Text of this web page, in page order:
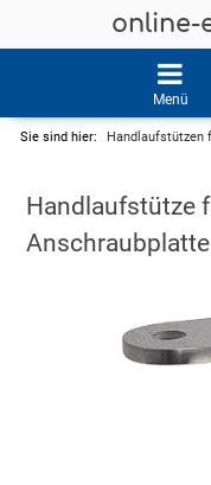
online-
Menü
Sie sind hier: Handlaufstützen
Handlaufstütze